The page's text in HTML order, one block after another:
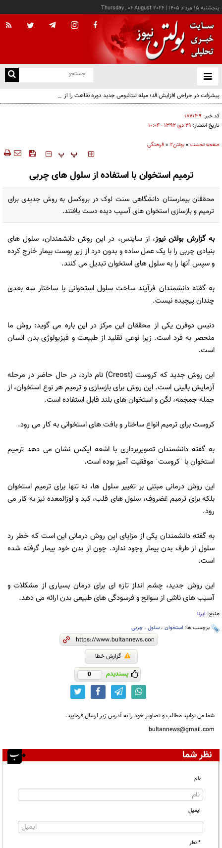
پنجشنبه ۱۵ مرداد ۱۴۰۵ |
Thursday , 06 August 2026
باز
و
پیشرفت در جراحی افزایش قد؛ میله تیتانیومی جدید دوره نقاهت را از چند ماه به چند هفته
کاهش می‌دهد
کد خبر: ۱۸۷۰۳۹
تاریخ انتشار: ۲۹ دی ۱۳۹۲ - ۱۰:۰۴
صفحه نخست »بولتن2 »فرهنگی
‍‍‍ پ پ
ترمیم استخوان با استفاده از سلول های چربی
محققان بیمارستان دانشگاهی سنت لوک در بروکسل به روش جدیدی برای
ترمیم و بازسازی استخوان های آسیب دیده دست یافتند.
به گزارشبولتن نیوز، از ساینس، در این روش دانشمندان، سلول های
بنیادی چربی را با یک عمل ساده و بدون درد از زیر پوست بیمار خارج کرده
و سپس آنها را به سلول های استخوان تبدیل می کنند.
به گفته دانشمندان فرآیند ساخت سلول استخوانی با ساختار سه بعدی
چندان پیچیده نیست.
دنیس دوفرن یکی از محققان این مرکز در این باره می گوید: روش ما
منحصر به فرد است. زیرا نوعی تقلید از طبیعت و فیزیولوژی بدن انسان
است.
این روش جدید که کروست (Creost) نام دارد، در حال حاضر در مرحله
آزمایش بالینی است. این روش برای بازسازی و ترمیم هر نوع استخوان، از
جمله جمجمه، لگن و استخوان های بلند قابل استفاده است.
کروست برای ترمیم انواع ساختار و بافت های استخوانی به کار می رود.
به گفته دانشمندان تصویربرداری با اشعه ایکس نشان می دهد ترمیم
استخوان با ˈکروستˈ موفقیت آمیز بوده است.
این روش درمانی مبتنی بر تغییر سلول ها، نه تنها برای ترمیم استخوان
بلکه برای ترمیم غضروف، سلول های قلب، کبد و لوزالمعده نیز به کار می
رود.
به گفته دانشمندان یکی از مزایای این روش درمانی این است که خطر رد
سلول از طرف بدن بیمار وجود ندارد. چون از بدن خود بیمار گرفته شده
است.
این روش جدید، چشم انداز تازه ای برای درمان بسیاری از مشکلات و
آسیب های ناشی از سوانح و فرسودگی های طبیعی بدن ارائه می دهد.
منبع: ایرنا
برچسب ها: استخوان ، سلول ، چربی
گزارش خطا
پسندیدم 0
شما می توانید مطالب و تصاویر خود را به آدرس زیر ارسال فرمایید.
bultannews@gmail.com
نظر شما
نام
ایمیل
* نظر